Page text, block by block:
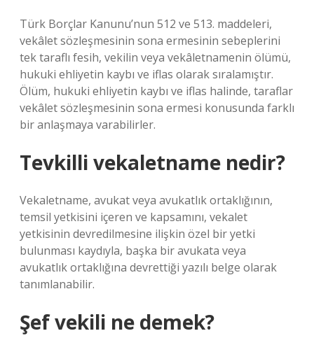
Türk Borçlar Kanunu’nun 512 ve 513. maddeleri,
vekâlet sözleşmesinin sona ermesinin sebeplerini
tek taraflı fesih, vekilin veya vekâletnamenin ölümü,
hukuki ehliyetin kaybı ve iflas olarak sıralamıştır.
Ölüm, hukuki ehliyetin kaybı ve iflas halinde, taraflar
vekâlet sözleşmesinin sona ermesi konusunda farklı
bir anlaşmaya varabilirler.
Tevkilli vekaletname nedir?
Vekaletname, avukat veya avukatlık ortaklığının,
temsil yetkisini içeren ve kapsamını, vekalet
yetkisinin devredilmesine ilişkin özel bir yetki
bulunması kaydıyla, başka bir avukata veya
avukatlık ortaklığına devrettiği yazılı belge olarak
tanımlanabilir.
Şef vekili ne demek?